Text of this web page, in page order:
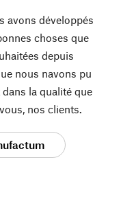
avons développés
choses que
depuis
nous navons pu
la qualité que
nos clients.